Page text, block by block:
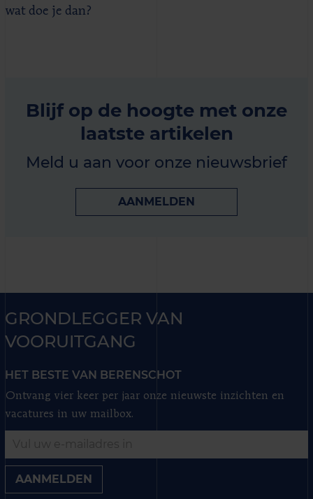
wat doe je dan?
Blijf op de hoogte met onze
laatste artikelen
Meld u aan voor onze nieuwsbrief
AANMELDEN
GRONDLEGGER VAN
VOORUITGANG
HET BESTE VAN BERENSCHOT
Ontvang vier keer per jaar onze nieuwste inzichten en
vacatures in uw mailbox.
AANMELDEN